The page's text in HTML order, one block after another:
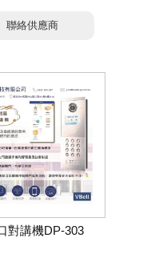
聯絡供應商
對講機DP-303